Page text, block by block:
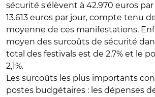
sécurité s'élèvent à 42.970 euros
13.613 euros par jour, compte tenu
moyenne de ces manifestations.
moyen des surcoûts de sécurité
total des festivals est de 2,7% et le
2,1%.
Les surcoûts les plus importants
postes budgétaires : les dépenses